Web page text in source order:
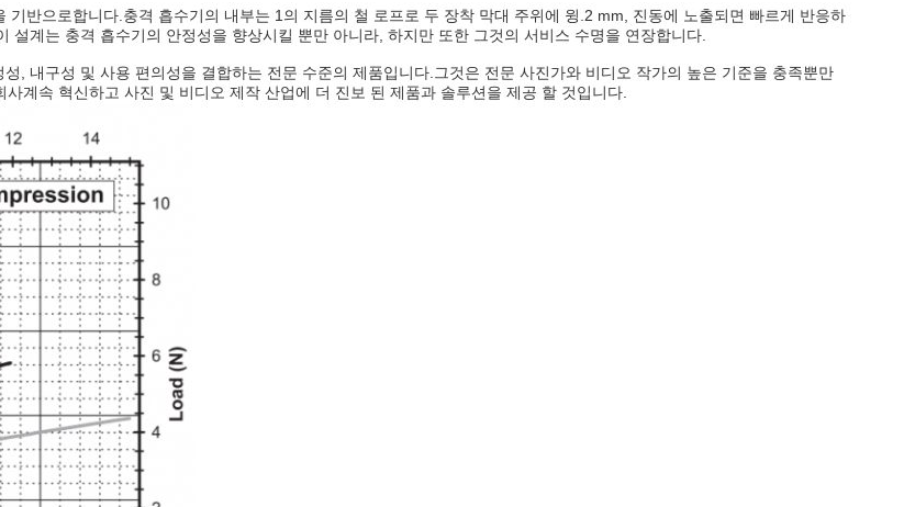
반으로합니다.충격 흡수기의 내부는 1의 지름의 철 로프로 두 장착 막대 주위에 윙.2 mm, 진동에 노출되면 빠르게 반응하
계는 충격 흡수기의 안정성을 향상시킬 뿐만 아니라, 하지만 또한 그것의 서비스 수명을 연장합니다.
, 내구성 및 사용 편의성을 결합하는 전문 수준의 제품입니다.그것은 전문 사진가와 비디오 작가의 높은 기준을 충족뿐만
사계속 혁신하고 사진 및 비디오 제작 산업에 더 진보 된 제품과 솔루션을 제공 할 것입니다.